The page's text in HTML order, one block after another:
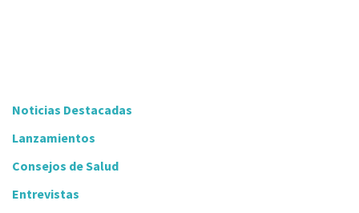
Noticias Destacadas
Lanzamientos
Consejos de Salud
Entrevistas